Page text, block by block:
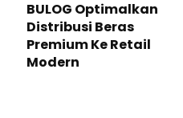
BULOG Optimalkan
Distribusi Beras
Premium Ke Retail
Modern